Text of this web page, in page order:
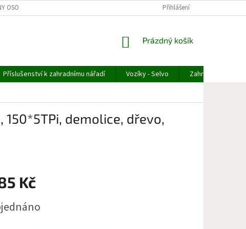
OSOBNÍCH ÚDAJŮ ODSTOUPENÍ OD OBJEDNÁVKY REKLAMACE ZBOŽÍ
Přihlášení
NÁKUPNÍ
Prázdný košík
Příslušenství k zahradnímu nářadí Vozíky - Selvo
Zahradní technika
150*5TPi, demolice, dřevo,
Kč